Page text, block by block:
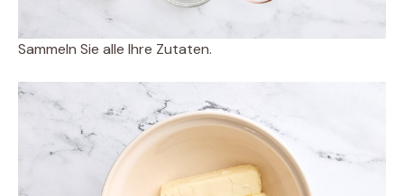
Sammeln Sie alle Ihre Zutaten.